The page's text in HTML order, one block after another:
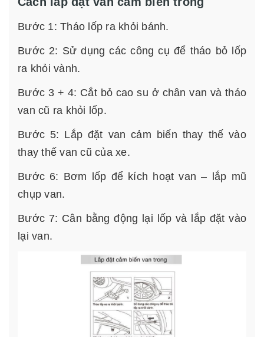
Bước 1: Tháo lốp ra khỏi bánh.
Bước 2: Sử dụng các công cụ để tháo bỏ lốp
ra khỏi vành.
Bước 3 + 4: Cắt bỏ cao su ở chân van và tháo
van cũ ra khỏi lốp.
Bước 5: Lắp đặt van cảm biến thay thế vào
thay thế van cũ của xe.
Bước 6: Bơm lốp để kích hoạt van – lắp mũ
chụp van.
Bước 7: Cân bằng động lại lốp và lắp đặt vào
lại van.